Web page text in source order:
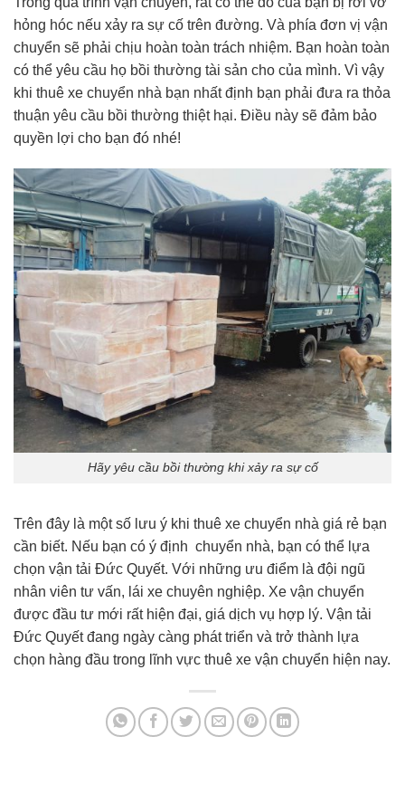
hỏng hóc nếu xảy ra sự cố trên đường. Và phía đơn vị vận
chuyển sẽ phải chịu hoàn toàn trách nhiệm. Bạn hoàn toàn
có thể yêu cầu họ bồi thường tài sản cho của mình. Vì vậy
khi thuê xe chuyển nhà bạn nhất định bạn phải đưa ra thỏa
thuận yêu cầu bồi thường thiệt hại. Điều này sẽ đảm bảo
quyền lợi cho bạn đó nhé!
Hãy yêu cầu bồi thường khi xảy ra sự cố
Trên đây là một số lưu ý khi thuê xe chuyển nhà giá rẻ bạn
cần biết. Nếu bạn có ý định chuyển nhà, bạn có thể lựa
chọn vận tải Đức Quyết. Với những ưu điểm là đội ngũ
nhân viên tư vấn, lái xe chuyên nghiệp. Xe vận chuyển
được đầu tư mới rất hiện đại, giá dịch vụ hợp lý. Vận tải
Đức Quyết đang ngày càng phát triển và trở thành lựa
chọn hàng đầu trong lĩnh vực thuê xe vận chuyển hiện nay.